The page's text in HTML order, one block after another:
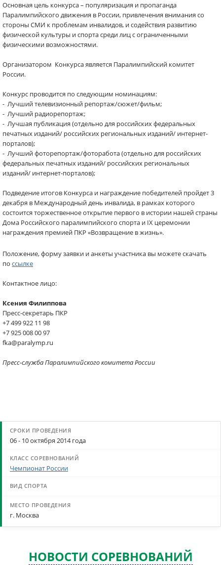
Основная цель конкурса – популяризация и пропаганда
Паралимпийского движения в России, привлечения внимания со
стороны СМИ к проблемам инвалидов, и содействия развитию
физической культуры и спорта среди лиц с ограниченными
физическими возможностями.
Организатором Конкурса является Паралимпийский комитет
России.
Конкурс проводится по следующим номинациям:
- Лучший телевизионный репортаж/сюжет/фильм;
- Лучший радиорепортаж;
- Лучшая публикация (отдельно для российских федеральных
печатных изданий/ российских региональных изданий/ интернет-
порталов);
- Лучший фоторепортаж/фоторабота (отдельно для российских
федеральных печатных изданий/ российских региональных
изданий/ интернет-порталов);
Подведение итогов Конкурса и награждение победителей пройдет 3
декабря в Международный день инвалида, в рамках которого
состоится торжественное открытие первого в истории нашей страны
Дома Российского паралимпийского спорта и IX церемонии
награждения премией ПКР «Возвращение в жизнь».
Положение, форму заявки и анкеты участника вы можете скачать
по ссылке
Контактное лицо:
Ксения Филиппова
Пресс-секретарь ПКР
+7 499 922 11 98
+7 925 008 00 97
fka@paralymp.ru
Пресс-служба Паралимпийского комитета России
06 - 10 октября 2014 года
Чемпионат России
г. Москва
НОВОСТИ СОРЕВНОВАНИЙ